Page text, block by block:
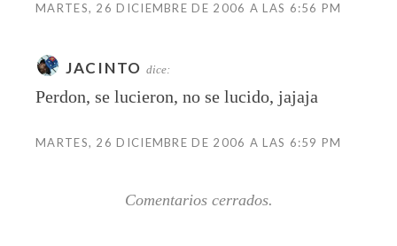
MARTES, 26 DICIEMBRE DE 2006 A LAS 6:56 PM
JACINTO dice:
Perdon, se lucieron, no se lucido, jajaja
MARTES, 26 DICIEMBRE DE 2006 A LAS 6:59 PM
Comentarios cerrados.